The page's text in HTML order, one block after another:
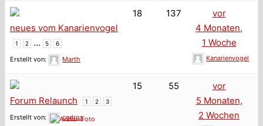
neues vom Kanarienvogel
1 2 … 5 6
Erstellt von: Marth
18 137
vor
4 Monaten,
1 Woche
Kanarienvogel
Forum Relaunch 1 2 3
Erstellt von: cedros
15 55
vor
5 Monaten,
2 Wochen